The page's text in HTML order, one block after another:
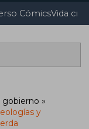
CómicsVida
gobierno
y